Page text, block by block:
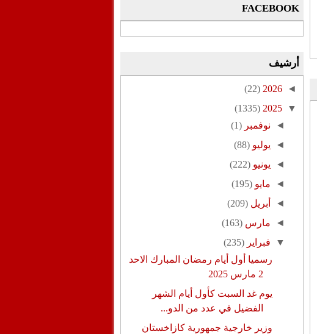
FACEBOOK
أرشيف
◄
2026
(22)
▼
2025
(1335)
◄ نوفمبر(1)
◄ يوليو(88)
◄ يونيو(222)
◄ مايو(195)
◄
أبريل(209)
◄ مارس(163)
▼ فبراير(235)
رسميا أول أيام رمضان المبارك الاحد
2 مارس 2025
يوم غد السبت كأول أيام الشهر
الفضيل في عدد من الدو...
وزير خارجية جمهورية كازاخستان